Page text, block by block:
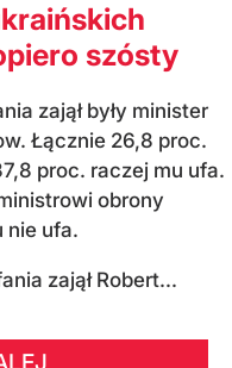
szósty
zajął były minister
Łącznie 26,8 proc.
proc. raczej mu ufa.
obrony
nie ufa.
zajął Robert...